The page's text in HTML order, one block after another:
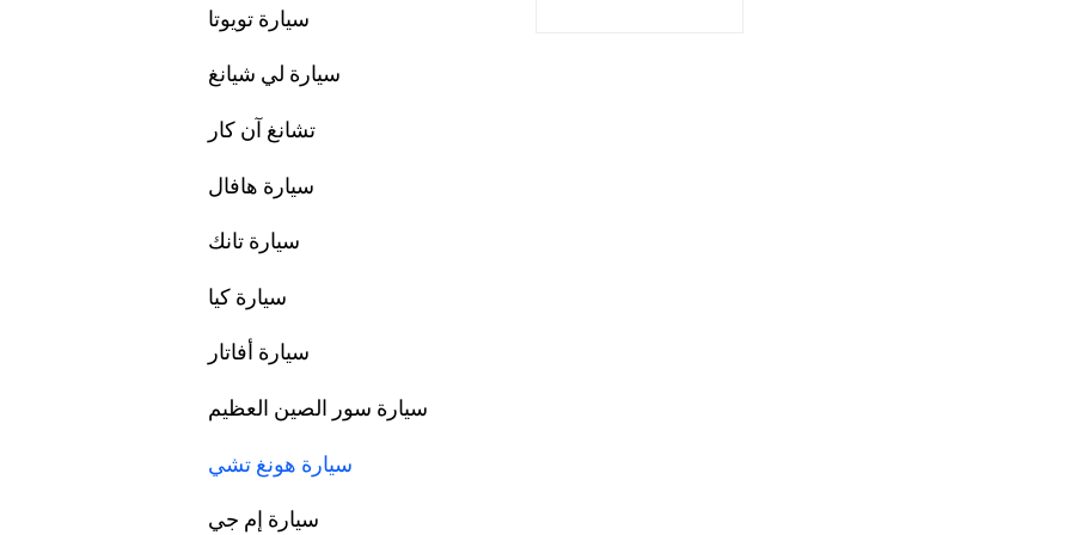
سيارة تويوتا
سيارة لي شيانغ
تشانغ آن كار
سيارة هافال
سيارة تانك
سيارة كيا
سيارة أفاتار
سيارة سور الصين العظيم
سيارة هونغ تشي
سيارة إم جي